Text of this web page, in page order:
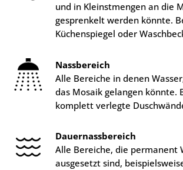
und in Kleinstmengen an die
gesprenkelt werden könnte.
Küchenspiegel oder
Nassbereich
Alle Bereiche in denen
das Mosaik gelangen könnte.
komplett verlegte
Dauernassbereich
Alle Bereiche, die permanent
ausgesetzt sind,